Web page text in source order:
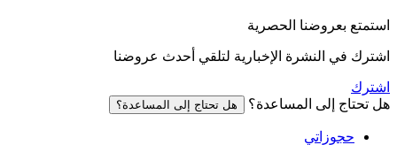
استمتع بعروضنا الحصرية
اشترك في النشرة الإخبارية لتلقي أحدث عروضنا
اشترك
هل تحتاج إلى المساعدة؟
هل تحتاج إلى المساعدة؟
حجوزاتي